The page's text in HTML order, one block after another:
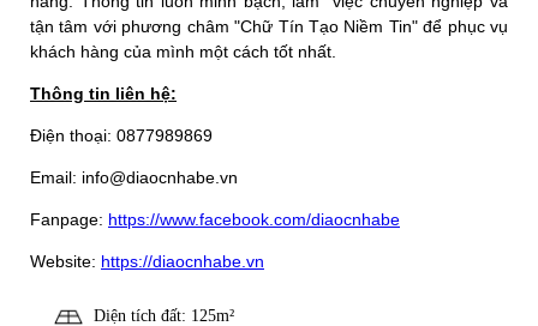
tận tâm với phương châm "Chữ Tín Tạo Niềm Tin" để phục vụ
khách hàng của mình một cách tốt nhất.
Thông tin liên hệ:
Điện thoại: 0877989869
Email: info@diaocnhabe.vn
Fanpage: https://www.facebook.com/diaocnhabe
Website: https://diaocnhabe.vn
Diện tích đất: 125m²